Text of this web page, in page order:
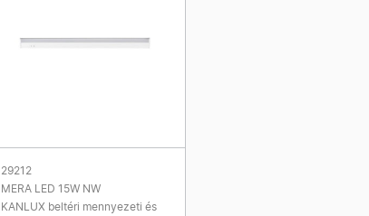
29212
MERA LED 15W NW
KANLUX beltéri mennyezeti és